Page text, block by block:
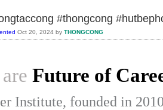
#thongcong
Oct 20, 2024 by THONGCONG
Future of
Institute, founded in